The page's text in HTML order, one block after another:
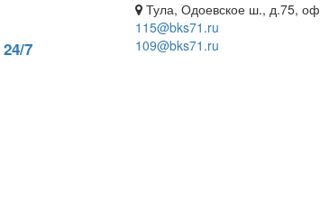
24/7
Тула, Одоевское ш., д.75,
115@bks71.ru
109@bks71.ru